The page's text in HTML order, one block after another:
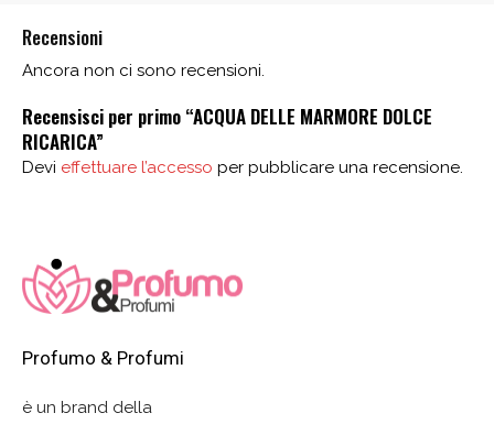
Recensioni
Ancora non ci sono recensioni.
Recensisci per primo “ACQUA DELLE MARMORE DOLCE
RICARICA”
Devi effettuare l’accesso per pubblicare una recensione.
Profumo & Profumi
è un brand della